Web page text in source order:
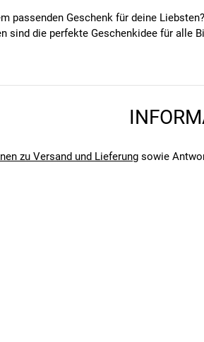
passenden Geschenk für deine
sind die perfekte Geschenkidee für
nur in den ausgewählten Filialen
zu Versand und Lieferungsowie